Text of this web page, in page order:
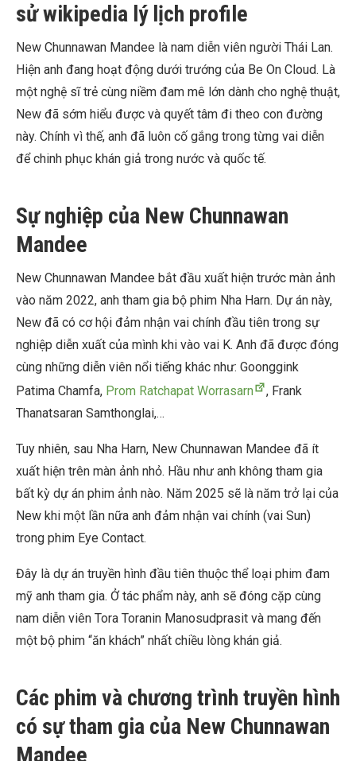
sử wikipedia lý lịch profile
New Chunnawan Mandee là nam diễn viên người Thái Lan.
Hiện anh đang hoạt động dưới trướng của Be On Cloud. Là
một nghệ sĩ trẻ cùng niềm đam mê lớn dành cho nghệ thuật,
New đã sớm hiểu được và quyết tâm đi theo con đường
này. Chính vì thế, anh đã luôn cố gắng trong từng vai diễn
để chinh phục khán giả trong nước và quốc tế.
Sự nghiệp của New Chunnawan
Mandee
New Chunnawan Mandee bắt đầu xuất hiện trước màn ảnh
vào năm 2022, anh tham gia bộ phim Nha Harn. Dự án này,
New đã có cơ hội đảm nhận vai chính đầu tiên trong sự
nghiệp diễn xuất của mình khi vào vai K. Anh đã được đóng
cùng những diễn viên nổi tiếng khác như: Goonggink
Patima Chamfa, Prom Ratchapat Worrasarn
, Frank
Thanatsaran Samthonglai,…
Tuy nhiên, sau Nha Harn, New Chunnawan Mandee đã ít
xuất hiện trên màn ảnh nhỏ. Hầu như anh không tham gia
bất kỳ dự án phim ảnh nào. Năm 2025 sẽ là năm trở lại của
New khi một lần nữa anh đảm nhận vai chính (vai Sun)
trong phim Eye Contact.
Đây là dự án truyền hình đầu tiên thuộc thể loại phim đam
mỹ anh tham gia. Ở tác phẩm này, anh sẽ đóng cặp cùng
nam diễn viên Tora Toranin Manosudprasit và mang đến
một bộ phim “ăn khách” nhất chiều lòng khán giả.
Các phim và chương trình truyền hình
có sự tham gia của New Chunnawan
Mandee